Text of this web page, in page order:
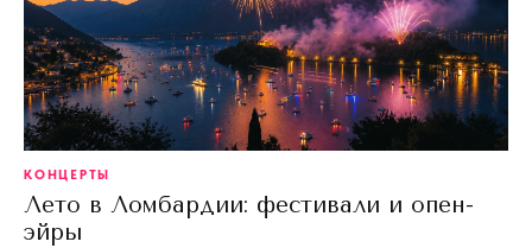
КОНЦЕРТЫ
Лето в Ломбардии: фестивали и опен-
эйры